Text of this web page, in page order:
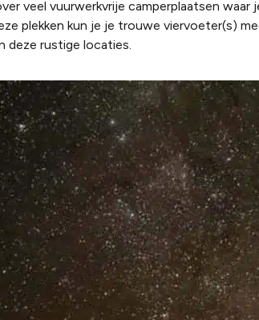
veel vuurwerkvrije camperplaatsen
plekken kun je je trouwe viervoeter(s)
deze rustige locaties.